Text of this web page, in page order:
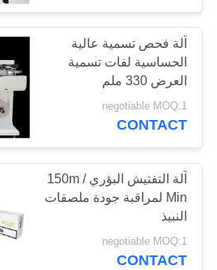
جولة
المعمل
مراقبة
الجودة
اتصل
آلة فحص
30
آلة فحص
27
آلة فحص تسمية عالية
الحساسية لفات تسمية
العرض 330 ملم
negotiable MOQ:1
CONTACT
آلة التفتيش البؤري 150m /
Min لمراقبة جودة ملصقات
النبيذ
negotiable MOQ:1
CONTACT